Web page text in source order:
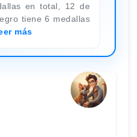
en total, 12 de
tiene 6 medallas
más